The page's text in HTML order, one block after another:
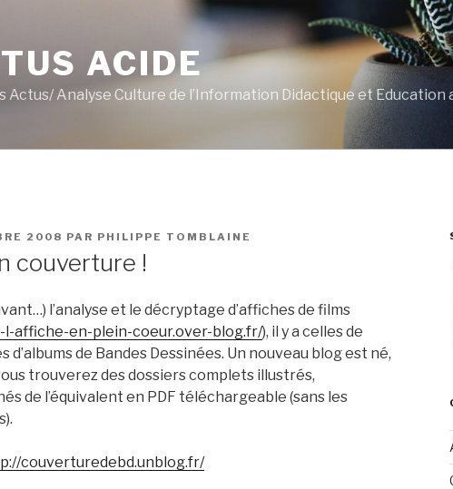
ACIDE
Actus/ Analyse Culture de l’Information Didactique et Education
2008 PAR PHILIPPE TOMBLAINE
couverture !
l’analyse et le décryptage d’affiches de films
l-affiche-en-plein-coeur.over-blog.fr/), il y a celles de
d’albums de Bandes Dessinées. Un nouveau blog est né,
trouverez des dossiers complets illustrés,
de l’équivalent en PDF téléchargeable (sans les
couverturedebd.unblog.fr/